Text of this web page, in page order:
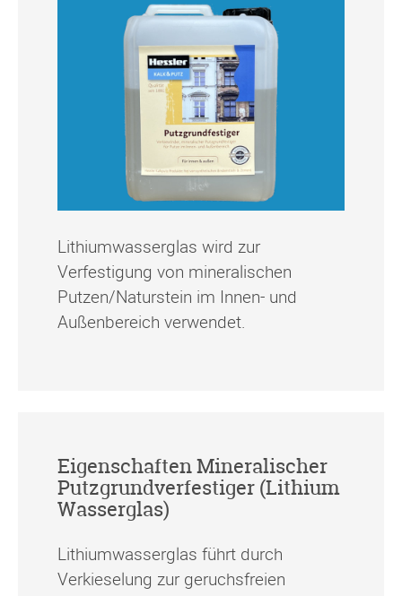
Lithiumwasserglas wird zur
Verfestigung von mineralischen
Putzen/Naturstein im Innen- und
Außenbereich verwendet.
Eigenschaften Mineralischer
Putzgrundverfestiger (Lithium
Wasserglas)
Lithiumwasserglas führt durch
Verkieselung zur geruchsfreien